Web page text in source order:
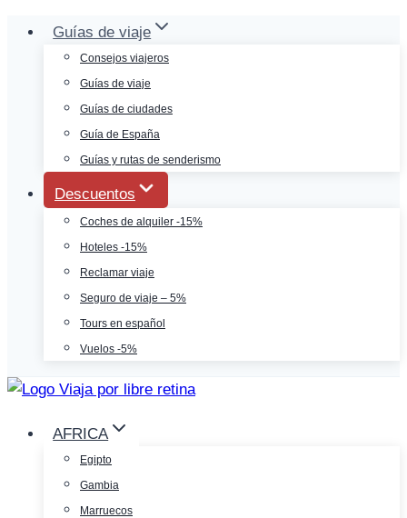
Saltar
contenido
Guías de viaje
Consejos viajeros
Guías de viaje
Guías de ciudades
Guía de España
Guías y rutas de senderismo
Descuentos
Coches de alquiler -15%
Hoteles -15%
Reclamar viaje
Seguro de viaje – 5%
Tours en español
Vuelos -5%
AFRICA
Egipto
Gambia
Marruecos